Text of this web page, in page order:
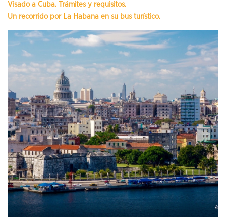
Visado a Cuba. Trámites y requisitos.
Un recorrido por La Habana en su bus turístico.